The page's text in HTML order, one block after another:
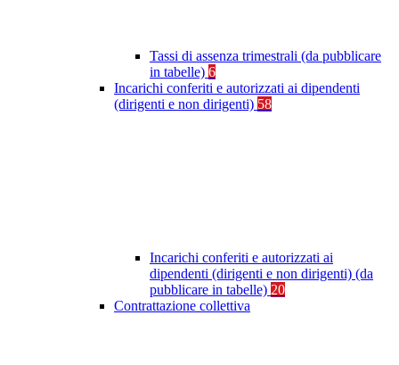
Tassi di assenza trimestrali (da pubblicare
in tabelle) 6
Incarichi conferiti e autorizzati ai dipendenti
(dirigenti e non dirigenti) 58
Incarichi conferiti e autorizzati ai
dipendenti (dirigenti e non dirigenti) (da
pubblicare in tabelle) 20
Contrattazione collettiva